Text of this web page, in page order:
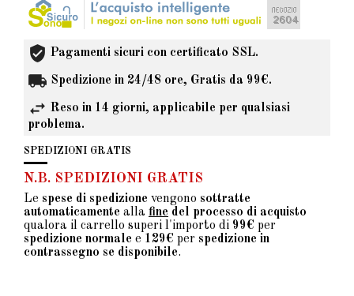
Pagamenti sicuri con certificato SSL.
Spedizione in 24/48 ore, Gratis da 99€.
Reso in 14 giorni, applicabile per qualsiasi
problema.
SPEDIZIONI GRATIS
N.B. SPEDIZIONI GRATIS
Le spese di spedizione vengono sottratte
automaticamente alla fine del processo di acquisto
qualora il carrello superi l'importo di 99€ per
spedizione normale e 129€ per spedizione in
contrassegno se disponibile.